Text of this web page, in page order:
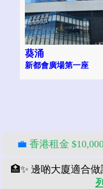
葵涌
新都會廣場第一座
💼 香港租金
🏥✨ 邊啲大廈適合做